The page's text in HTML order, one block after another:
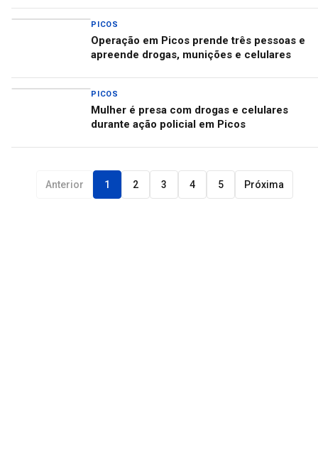
PICOS
Operação em Picos prende três pessoas e
apreende drogas, munições e celulares
PICOS
Mulher é presa com drogas e celulares
durante ação policial em Picos
Anterior 1 2 3 4 5 Próxima